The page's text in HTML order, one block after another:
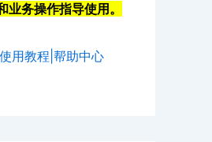
业务操作指导使用。
用教程|帮助中心